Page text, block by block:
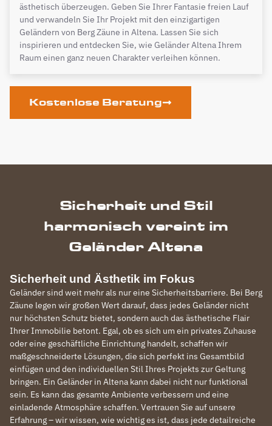
ästhetisch überzeugen. Geben Sie Ihrer Fantasie freien Lauf
und verwandeln Sie Ihr Projekt mit den einzigartigen
Geländern von Berg Zäune in Altena. Lassen Sie sich
inspirieren und entdecken Sie, wie Geländer Altena Ihrem
Raum einen ganz neuen Charakter verleihen können.
Kostenlose Beratung
Sicherheit und Stil
harmonisch vereint im
Geländer Altena
Sicherheit und Ästhetik im Fokus
Geländer sind weit mehr als nur eine Sicherheitsbarriere. Bei Berg
Zäune legen wir großen Wert darauf, dass jedes Geländer nicht
nur höchsten Schutz bietet, sondern auch das ästhetische Flair
Ihrer Immobilie betont. Egal, ob es sich um ein privates Zuhause
oder eine geschäftliche Einrichtung handelt, schaffen wir
maßgeschneiderte Lösungen, die sich perfekt ins Gesamtbild
einfügen und den individuellen Stil Ihres Projekts zur Geltung
bringen. Ein Geländer in Altena kann dabei nicht nur funktional
sein. Es kann das gesamte Ambiente verbessern und eine
einladende Atmosphäre schaffen. Vertrauen Sie auf unsere
Erfahrung – wir wissen, wie wichtig es ist, dass jede detailreiche